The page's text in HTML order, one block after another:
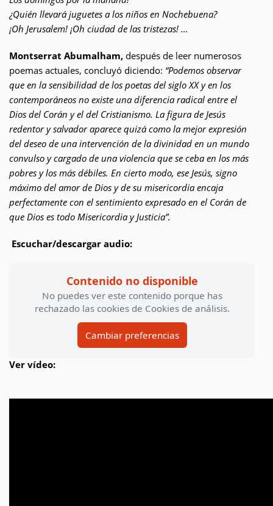
¿Quién llevará juguetes a los niños en Nochebuena?
¡Oh Jerusalem! ¡Oh ciudad de las tristezas! …
Montserrat Abumalham, después de leer numerosos
poemas actuales, concluyó diciendo: “Podemos observar
que en la sensibilidad de los poetas del siglo XX y en los
contemporáneos no existe una diferencia radical entre el
Dios del Corán y el del Cristianismo. La figura de Jesús
redentor y salvador aparece quizá como la mejor expresión
del deseo de una intervención de la divinidad en un mundo
convulso y cargado de una violencia que se ceba en los más
pobres y los más débiles. En cierto modo, ese Jesús, signo
máximo del amor de Dios y de su misericordia encaja
perfectamente con el sentimiento expresado en el Corán de
que Dios es todo Misericordia y Justicia”.
Escuchar/descargar audio:
Contenido no disponible
No puedes ver este contenido porque has
rechazado las cookies de Cookies de análisis.
Cambiar preferencias
Ver vídeo: